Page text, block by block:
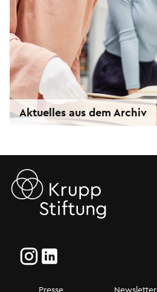
Aktuelles aus dem Archiv